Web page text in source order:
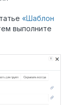
«Шаблон
выполните